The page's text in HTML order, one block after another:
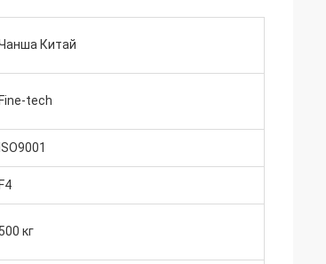
Китай
Fine-tech
ISO9001
F4
500 кг